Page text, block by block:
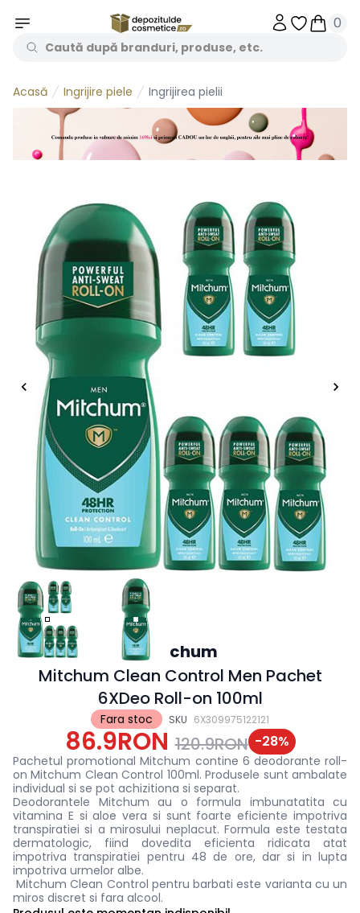
Obiecte
0
Acasă Ingrijire piele Ingrijirea pielii
Fara stoc SKU 6X309975122121
Mitchum
Mitchum Clean Control Men Pachet
6XDeo Roll-on 100ml
86.9RON 120.9RON -28%
Pachetul promotional Mitchum contine 6 deodorante roll-
on Mitchum Clean Control 100ml.Produsele sunt ambalate
individual si se pot achizitiona si separat.
Deodorantele Mitchum au o formula imbunatatita cu
vitamina E si aloe vera si sunt foarte eficiente impotriva
transpiratiei si a mirosului neplacut. Formula este testata
dermatologic, fiind dovedita eficienta ridicata atat
impotriva transpiratiei pentru 48 de ore, dar si in lupta
impotriva urmelor albe.
Mitchum Clean Control pentru barbati este varianta cu un
miros discret si fara alcool.